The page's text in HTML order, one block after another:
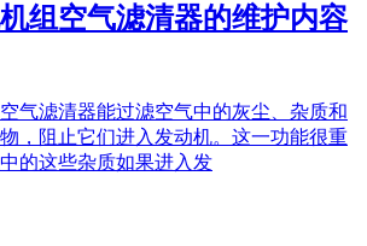
组空气滤清器的维护内容
空气滤清器能过滤空气中的灰尘、杂质和
，阻止它们进入发动机。这一功能很重
的这些杂质如果进入发